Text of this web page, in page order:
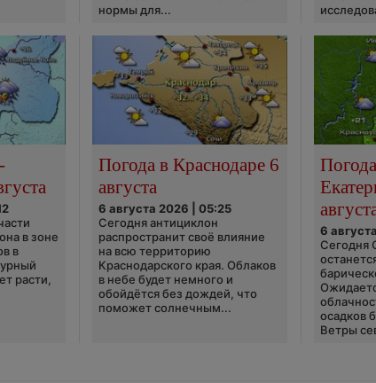
нормы для...
в зоне
в
расти,
Погода в Краснодаре 6
августа
6 августа 2026 | 05:25
Сегодня антициклон
распространит своё влияние
на всю территорию
Краснодарского края. Облаков
в небе будет немного и
обойдётся без дождей, что
поможет солнечным...
6
Сегодня
осадков
Ветры